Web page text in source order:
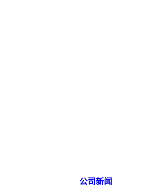
公司新闻